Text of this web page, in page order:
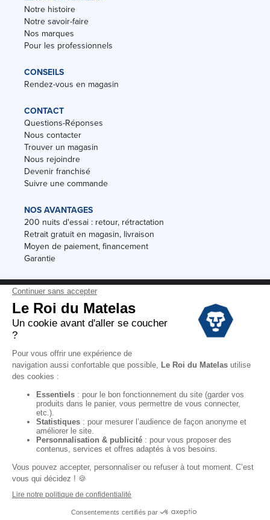
Notre histoire
Notre savoir-faire
Nos marques
Pour les professionnels
CONSEILS
Rendez-vous en magasin
CONTACT
Questions-Réponses
Nous contacter
Trouver un magasin
Nous rejoindre
Devenir franchisé
Suivre une commande
NOS AVANTAGES
200 nuits d'essai : retour, rétractation
Retrait gratuit en magasin, livraison
Moyen de paiement, financement
Garantie
Conditions des offres
Black Friday
Destockage
Conditions Générales de vente magasin
Mentions Légales
Données personnelles
Codes promo Le Roi du Matelas
Copyright © 2022. All rights reserved.